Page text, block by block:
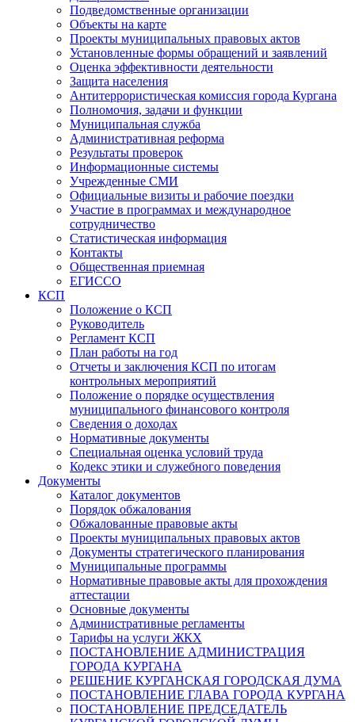
Подведомственные организации
Объекты на карте
Проекты муниципальных правовых актов
Установленные формы обращений и заявлений
Оценка эффективности деятельности
Защита населения
Антитеррористическая комиссия города Кургана
Полномочия, задачи и функции
Муниципальная служба
Административная реформа
Результаты проверок
Информационные системы
Учрежденные СМИ
Официальные визиты и рабочие поездки
Участие в программах и международное
сотрудничество
Статистическая информация
Контакты
Общественная приемная
ЕГИССО
КСП
Положение о КСП
Руководитель
Регламент КСП
План работы на год
Отчеты и заключения КСП по итогам
контрольных мероприятий
Положение о порядке осуществления
муниципального финансового контроля
Сведения о доходах
Нормативные документы
Специальная оценка условий труда
Кодекс этики и служебного поведения
Документы
Каталог документов
Порядок обжалования
Обжалованные правовые акты
Проекты муниципальных правовых актов
Документы стратегического планирования
Муниципальные программы
Нормативные правовые акты для прохождения
аттестации
Основные документы
Административные регламенты
Тарифы на услуги ЖКХ
ПОСТАНОВЛЕНИЕ АДМИНИСТРАЦИЯ
ГОРОДА КУРГАНА
РЕШЕНИЕ КУРГАНСКАЯ ГОРОДСКАЯ ДУМА
ПОСТАНОВЛЕНИЕ ГЛАВА ГОРОДА КУРГАНА
ПОСТАНОВЛЕНИЕ ПРЕДСЕДАТЕЛЬ